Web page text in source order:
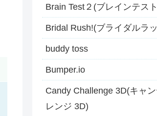
Brain Test２(ブレインテス
Bridal Rush!(ブライダルラ
buddy toss
Bumper.io
Candy Challenge 3D(キャ
レンジ 3D)